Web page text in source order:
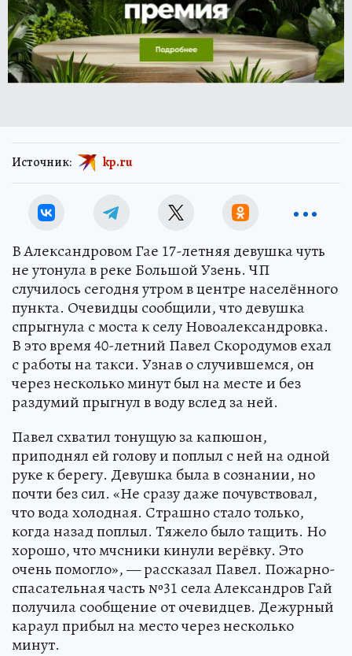
Источник: kp.ru
В Александровом Гае 17-летняя девушка чуть
не утонула в реке Большой Узень. ЧП
случилось сегодня утром в центре населённого
пункта. Очевидцы сообщили, что девушка
спрыгнула с моста к селу Новоалександровка.
В это время 40-летний Павел Скородумов ехал
с работы на такси. Узнав о случившемся, он
через несколько минут был на месте и без
раздумий прыгнул в воду вслед за ней.
Павел схватил тонущую за капюшон,
приподнял ей голову и поплыл с ней на одной
руке к берегу. Девушка была в сознании, но
почти без сил. «Не сразу даже почувствовал,
что вода холодная. Страшно стало только,
когда назад поплыл. Тяжело было тащить. Но
хорошо, что мчсники кинули верёвку. Это
очень помогло», — рассказал Павел. Пожарно-
спасательная часть №31 села Александров Гай
получила сообщение от очевидцев. Дежурный
караул прибыл на место через несколько
минут.